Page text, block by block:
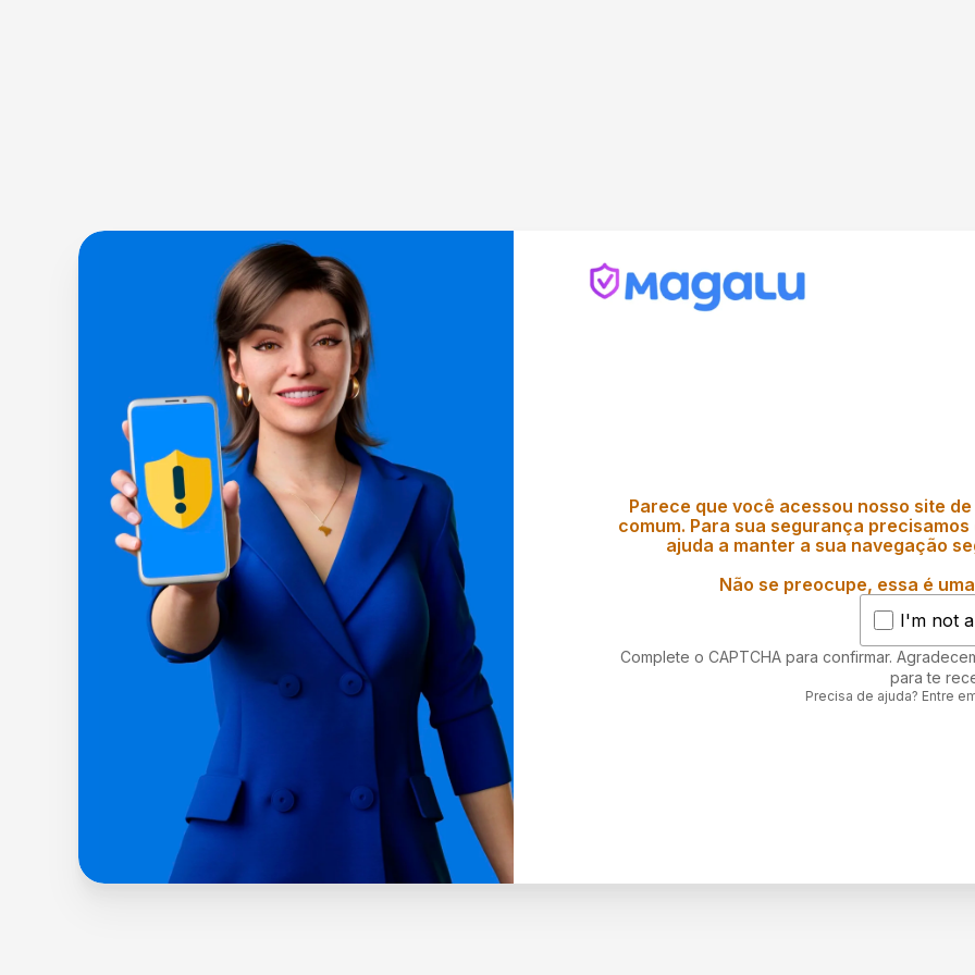
Parece que você acessou nosso site
comum. Para sua segurança
ajuda a manter a sua navegação
Não se preocupe, essa é
I'm not
Complete o CAPTCHA para confirmar.
para te
Precisa de ajuda? Entre